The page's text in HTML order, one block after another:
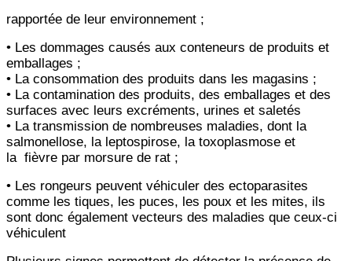
rapportée de leur environnement ;
• Les dommages causés aux conteneurs de produits et
emballages ;
• La consommation des produits dans les magasins ;
• La contamination des produits, des emballages et des
surfaces avec leurs excréments, urines et saletés
• La transmission de nombreuses maladies, dont la
salmonellose, la leptospirose, la toxoplasmose et
la fièvre par morsure de rat ;
• Les rongeurs peuvent véhiculer des ectoparasites
comme les tiques, les puces, les poux et les mites, ils
sont donc également vecteurs des maladies que ceux-ci
véhiculent